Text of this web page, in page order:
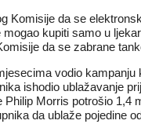
Komisije da se
kupiti samo u
da se zabrane
vodio kampanju
ishodio ublažavanje
Philip Morris potrošio 1,4
da ublaže pojedine